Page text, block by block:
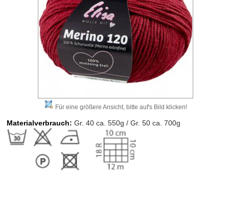
Für eine größere Ansicht, bitte auf's Bild klicken!
Materialverbrauch:Gr. 40 ca. 550g / Gr. 50 ca. 700g